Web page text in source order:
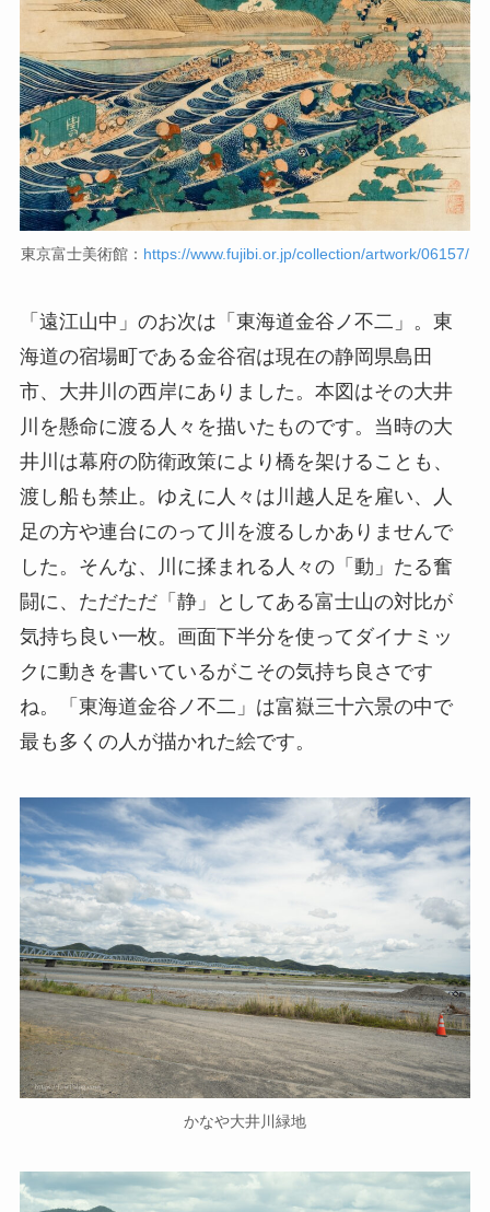
東京富士美術館： https://www.fujibi.or.jp/collection/artwork/06157/
「遠江山中」のお次は「東海道金谷ノ不二」。東
海道の宿場町である金谷宿は現在の静岡県島田
市、大井川の西岸にありました。本図はその大井
川を懸命に渡る人々を描いたものです。当時の大
井川は幕府の防衛政策により橋を架けることも、
渡し船も禁止。ゆえに人々は川越人足を雇い、人
足の方や連台にのって川を渡るしかありませんで
した。そんな、川に揉まれる人々の「動」たる奮
闘に、ただただ「静」としてある富士山の対比が
気持ち良い一枚。画面下半分を使ってダイナミッ
クに動きを書いているがこその気持ち良さです
ね。「東海道金谷ノ不二」は富嶽三十六景の中で
最も多くの人が描かれた絵です。
かなや大井川緑地